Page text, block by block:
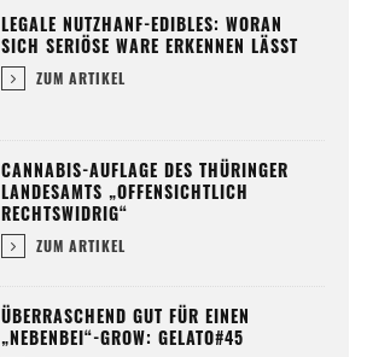
LEGALE NUTZHANF-EDIBLES: WORAN
SICH SERIÖSE WARE ERKENNEN LÄSST
ZUM ARTIKEL
CANNABIS-AUFLAGE DES THÜRINGER
LANDESAMTS „OFFENSICHTLICH
RECHTSWIDRIG“
ZUM ARTIKEL
ÜBERRASCHEND GUT FÜR EINEN
„NEBENBEI“-GROW: GELATO#45